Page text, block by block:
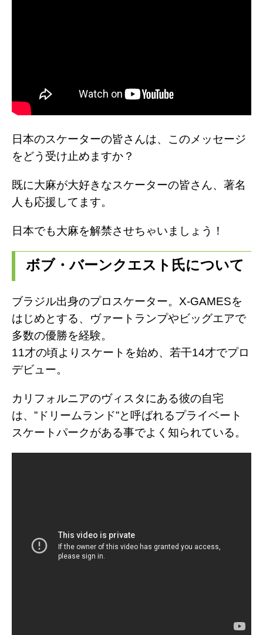
日本のスケーターの皆さんは、このメッセージ
をどう受け止めますか？
既に大麻が大好きなスケーターの皆さん、著名
人も応援してます。
日本でも大麻を解禁させちゃいましょう！
ボブ・バーンクエスト氏について
ブラジル出身のプロスケーター。 X-GAMESを
はじめとする、ヴァートランプやビッグエアで
多数の優勝を経験。
11才の頃よりスケートを始め、若干14才でプロ
デビュー。
カリフォルニアのヴィスタにある彼の自宅
は、”ドリームランド”と呼ばれるプライベート
スケートパークがある事でよく知られている。